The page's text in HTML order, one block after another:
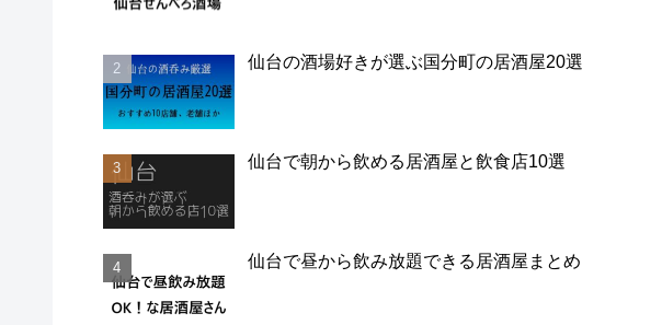
仙台の酒場好きが選ぶ国分町の居酒屋20選
仙台で朝から飲める居酒屋と飲食店10選
仙台で昼から飲み放題できる居酒屋まとめ